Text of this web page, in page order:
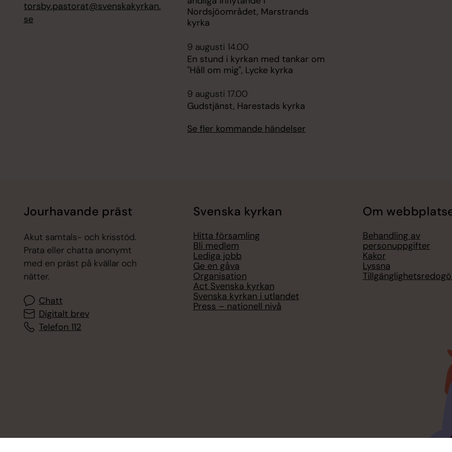
torsby.pastorat@svenskakyrkan.
se
Nordsjöområdet, Marstrands
kyrka
9 augusti 14.00
En stund i kyrkan med tankar om
"Håll om mig", Lycke kyrka
9 augusti 17.00
Gudstjänst, Harestads kyrka
Se fler kommande händelser
Jourhavande präst
Akut samtals- och krisstöd.
Prata eller chatta anonymt
med en präst på kvällar och
nätter.
Chatt
Digitalt brev
Telefon 112
Svenska kyrkan
Hitta församling
Bli medlem
Lediga jobb
Ge en gåva
Organisation
Act Svenska kyrkan
Svenska kyrkan i utlandet
Press – nationell nivå
Om
Behandling av
personuppgifter
Kakor
Lyssna